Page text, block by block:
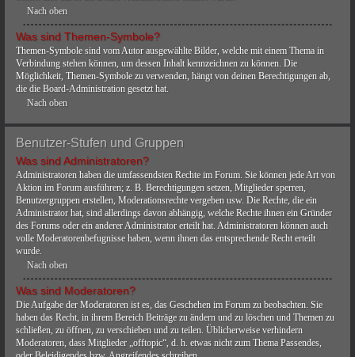
Nach oben
Was sind Themen-Symbole?
Themen-Symbole sind vom Autor ausgewählte Bilder, welche mit einem Thema in
Verbindung stehen können, um dessen Inhalt kennzeichnen zu können. Die
Möglichkeit, Themen-Symbole zu verwenden, hängt von deinen Berechtigungen ab,
die die Board-Administration gesetzt hat.
Nach oben
Benutzer-Stufen und Gruppen
Was sind Administratoren?
Administratoren haben die umfassendsten Rechte im Forum. Sie können jede Art von
Aktion im Forum ausführen; z. B. Berechtigungen setzen, Mitglieder sperren,
Benutzergruppen erstellen, Moderationsrechte vergeben usw. Die Rechte, die ein
Administrator hat, sind allerdings davon abhängig, welche Rechte ihnen ein Gründer
des Forums oder ein anderer Administrator erteilt hat. Administratoren können auch
volle Moderatorenbefugnisse haben, wenn ihnen das entsprechende Recht erteilt
wurde.
Nach oben
Was sind Moderatoren?
Die Aufgabe der Moderatoren ist es, das Geschehen im Forum zu beobachten. Sie
haben das Recht, in ihrem Bereich Beiträge zu ändern und zu löschen und Themen zu
schließen, zu öffnen, zu verschieben und zu teilen. Üblicherweise verhindern
Moderatoren, dass Mitglieder „offtopic“, d. h. etwas nicht zum Thema Passendes,